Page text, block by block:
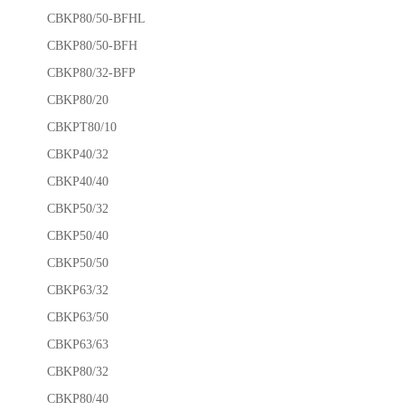
CBKP80/50-BFHL
CBKP80/50-BFH
CBKP80/32-BFP
CBKP80/20
CBKPT80/10
CBKP40/32
CBKP40/40
CBKP50/32
CBKP50/40
CBKP50/50
CBKP63/32
CBKP63/50
CBKP63/63
CBKP80/32
CBKP80/40